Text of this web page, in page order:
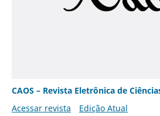
CAOS – Revista Eletrônica de
Acessar revista
Edição Atual